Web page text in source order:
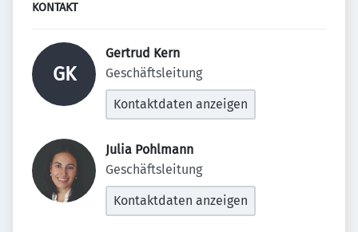
KONTAKT
GK
Gertrud Kern
Geschäftsleitung
Kontaktdaten anzeigen
Julia Pohlmann
Geschäftsleitung
Kontaktdaten anzeigen